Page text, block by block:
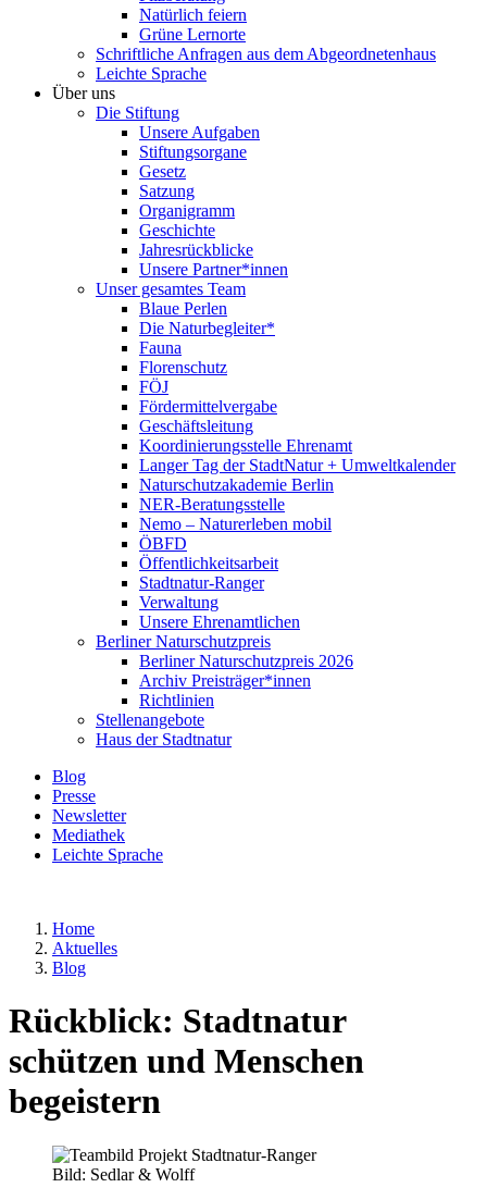
Natürlich feiern
Grüne Lernorte
Schriftliche Anfragen aus dem Abgeordnetenhaus
Leichte Sprache
Über uns
Die Stiftung
Unsere Aufgaben
Stiftungsorgane
Gesetz
Satzung
Organigramm
Geschichte
Jahresrückblicke
Unsere Partner*innen
Unser gesamtes Team
Blaue Perlen
Die Naturbegleiter*
Fauna
Florenschutz
FÖJ
Fördermittelvergabe
Geschäftsleitung
Koordinierungsstelle Ehrenamt
Langer Tag der StadtNatur + Umweltkalender
Naturschutzakademie Berlin
NER-Beratungsstelle
Nemo – Naturerleben mobil
ÖBFD
Öffentlichkeitsarbeit
Stadtnatur-Ranger
Verwaltung
Unsere Ehrenamtlichen
Berliner Naturschutzpreis
Berliner Naturschutzpreis 2026
Archiv Preisträger*innen
Richtlinien
Stellenangebote
Haus der Stadtnatur
Blog
Presse
Newsletter
Mediathek
Leichte Sprache
Home
Aktuelles
Blog
Rückblick: Stadtnatur
schützen und Menschen
begeistern
Bild: Sedlar & Wolff